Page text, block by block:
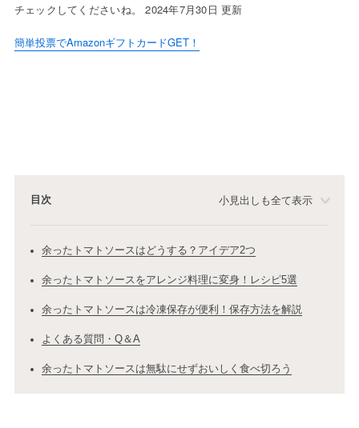
チェックしてくださいね。 2024年7月30日 更新
簡単投票でAmazonギフトカードGET！
目次 小見出しも全て表示
余ったトマトソースはどうする？アイデア2つ
余ったトマトソースをアレンジ料理に変身！レシピ5選
余ったトマトソースは冷凍保存が便利！保存方法を解説
よくある質問・Q＆A
余ったトマトソースは無駄にせずおいしく食べ切ろう